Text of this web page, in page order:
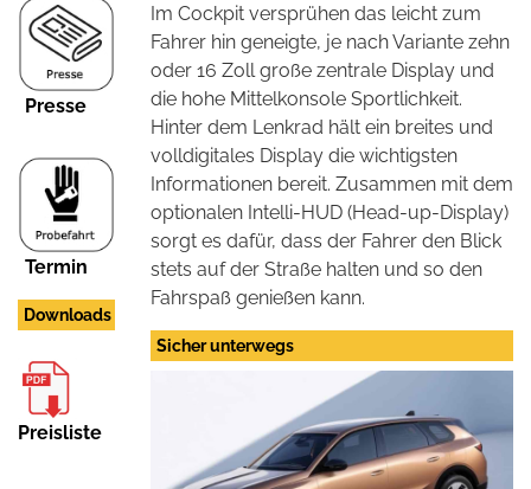
Presse
Termin
Downloads
Preisliste
Im Cockpit versprühen das leicht zum
Fahrer hin geneigte, je nach Variante zehn
oder 16 Zoll große zentrale Display und
die hohe Mittelkonsole Sportlichkeit.
Hinter dem Lenkrad hält ein breites und
volldigitales Display die wichtigsten
Informationen bereit. Zusammen mit dem
optionalen Intelli-HUD (Head-up-Display)
sorgt es dafür, dass der Fahrer den Blick
stets auf der Straße halten und so den
Fahrspaß genießen kann.
Sicher unterwegs